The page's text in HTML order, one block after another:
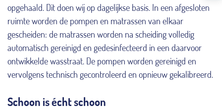
opgehaald. Dit doen wij op dagelijkse basis. In een afgesloten
ruimte worden de pompen en matrassen van elkaar
gescheiden: de matrassen worden na scheiding volledig
automatisch gereinigd en gedesinfecteerd in een daarvoor
ontwikkelde wasstraat. De pompen worden gereinigd en
vervolgens technisch gecontroleerd en opnieuw gekalibreerd.
Schoon is écht schoon